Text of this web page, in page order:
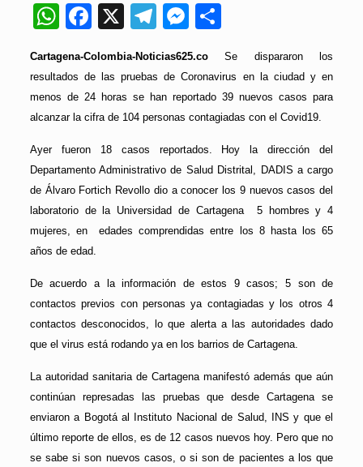
WhatsApp
Facebook
X Telegram
Messenger
Cartagena-Colombia-Noticias625.coSe dispararon los
resultados de las pruebas de Coronavirus en la ciudad y en
menos de 24 horas se han reportado 39 nuevos casos para
alcanzar la cifra de 104 personas contagiadas con el Covid19.
Ayer fueron 18 casos reportados. Hoy la dirección del
Departamento Administrativo de Salud Distrital, DADIS a cargo
de Álvaro Fortich Revollo dio a conocer los 9 nuevos casos del
laboratorio de la Universidad de Cartagena
5 hombres y 4
mujeres, en edades comprendidas entre los 8 hasta los 65
años de edad.
De acuerdo a la información de estos 9 casos; 5 son de
contactos previos con personas ya contagiadas y los otros 4
contactos desconocidos, lo que alerta a las autoridades dado
que el virus está rodando ya en los barrios de Cartagena.
La autoridad sanitaria de Cartagena manifestó además que aún
continúan represadas las pruebas que desde Cartagena se
enviaron a Bogotá al Instituto Nacional de Salud, INS y que el
último reporte de ellos, es de 12 casos nuevos hoy. Pero que no
se sabe si son nuevos casos, o si son de pacientes a los que